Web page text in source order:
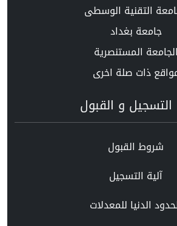
التقنية الوسطى
جامعة بغداد
الجامعة المستنصرية
ذات صلة اخرى
التسجيل و القبول
شروط القبول
آلية التسجيل
الدنيا للمعدلات